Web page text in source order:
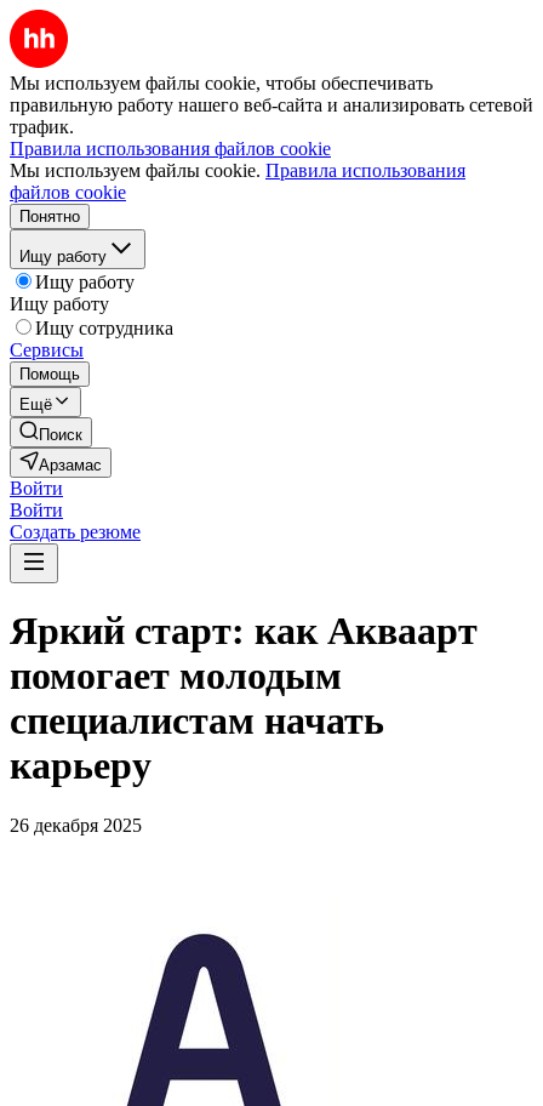
Мы используем файлы cookie, чтобы обеспечивать
правильную работу нашего веб-сайта и анализировать сетевой
трафик.
Правила использования файлов cookie
Мы используем файлы cookie. Правила использования
файлов cookie
Понятно
Ищу работу
Ищу работу
Ищу работу
Ищу сотрудника
Сервисы
Помощь
Ещё
Поиск
Арзамас
Войти
Войти
Создать резюме
Яркий старт: как Акваарт
помогает молодым
специалистам начать
карьеру
26 декабря 2025